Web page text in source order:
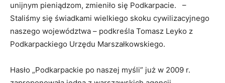
unijnym pieniądzom, zmieniło się Podkarpacie. –
Staliśmy się świadkami wielkiego skoku cywilizacyjnego
naszego województwa – podkreśla Tomasz Leyko z
Podkarpackiego Urzędu Marszałkowskiego.
Hasło „Podkarpackie po naszej myśli” już w 2009 r.